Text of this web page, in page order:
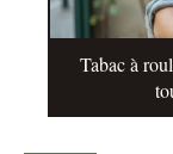
Tabac à